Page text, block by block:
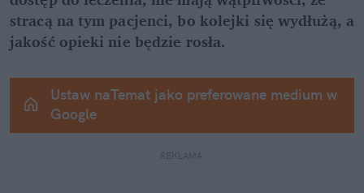
stracą na tym pacjenci, bo kolejki się wydłużą, a
jakość opieki nie będzie rosła.
Ustaw naTemat jako preferowane medium w
Google
REKLAMA